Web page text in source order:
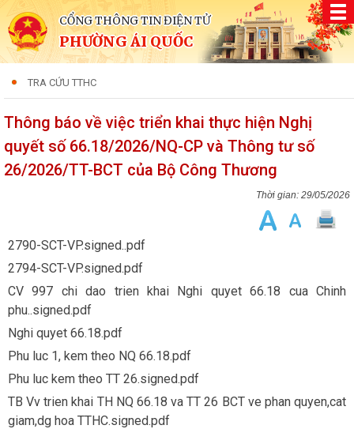
CỔNG THÔNG TIN ĐIỆN TỬ
PHƯỜNG ÁI QUỐC
TRA CỨU TTHC
Thông báo về việc triển khai thực hiện Nghị
quyết số 66.18/2026/NQ-CP và Thông tư số
26/2026/TT-BCT của Bộ Công Thương
29/05/2026
2790-SCT-VP.signed..pdf
2794-SCT-VP.signed.pdf
CV 997 chi dao trien khai Nghi quyet 66.18 cua Chinh
phu..signed.pdf
Nghi quyet 66.18.pdf
Phu luc 1, kem theo NQ 66.18.pdf
Phu luc kem theo TT 26.signed.pdf
TB Vv trien khai TH NQ 66.18 va TT 26 BCT ve phan quyen,cat
giam,dg hoa TTHC.signed.pdf